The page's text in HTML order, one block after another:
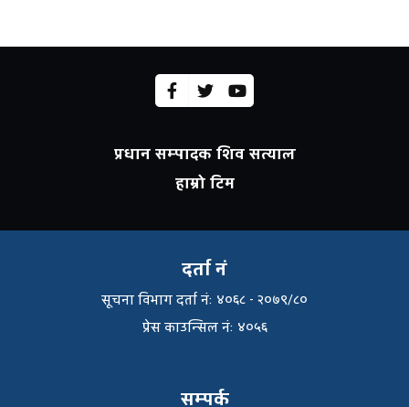
प्रधान सम्पादक शिव सत्याल
हाम्रो टिम
दर्ता नं
सूचना विभाग दर्ता नंः ४०६८ - २०७९/८०
प्रेस काउन्सिल नंः ४०५६
सम्पर्क